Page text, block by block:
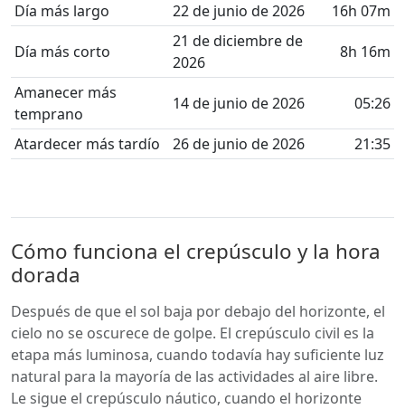
Día más largo
22 de junio de 2026 16h 07m
Día más corto
21 de diciembre de
2026
8h 16m
Amanecer más
temprano
14 de junio de 2026 05:26
Atardecer más tardío 26 de junio de 2026 21:35
Cómo funciona el crepúsculo y la hora
dorada
Después de que el sol baja por debajo del horizonte, el
cielo no se oscurece de golpe. El crepúsculo civil es la
etapa más luminosa, cuando todavía hay suficiente luz
natural para la mayoría de las actividades al aire libre.
Le sigue el crepúsculo náutico, cuando el horizonte